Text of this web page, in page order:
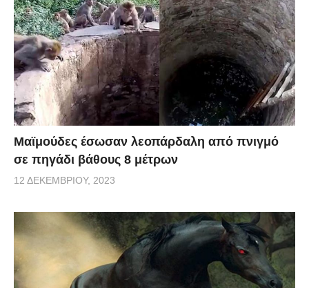
Μαϊμούδες έσωσαν λεοπάρδαλη από πνιγμό
σε πηγάδι βάθους 8 μέτρων
12 ΔΕΚΕΜΒΡΊΟΥ, 2023